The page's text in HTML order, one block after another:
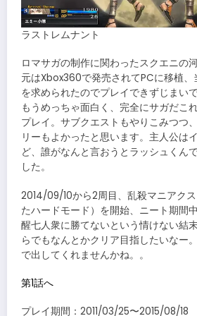
ラストレムナント
ロマサガの制作に関わったスクエニの
元はXbox360で発売されてPCに移植、
を求められたのでプレイできずじまい
もうめっちゃ面白く、完全にサガだこ
プレイ。サブクエストもやりこみつつ
リーもよかったと思います。主人公は
ど、誰がなんと言おうとラッシュくん
した。
2014/09/10から2周目、乱殺マニアク
たハードモード）を開始、ニート期間
醒七人衆に勝てないという情けない結
らでもなんとかクリア目指したいなー
で出してくれませんかね。。
第1話へ
プレイ期間：2011/03/25〜2015/08/18